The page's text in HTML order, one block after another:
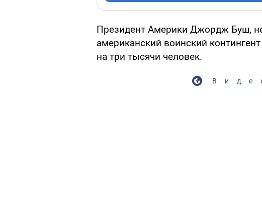
Президент Америки Джордж Буш,
американский воинский
на три тысячи человек.